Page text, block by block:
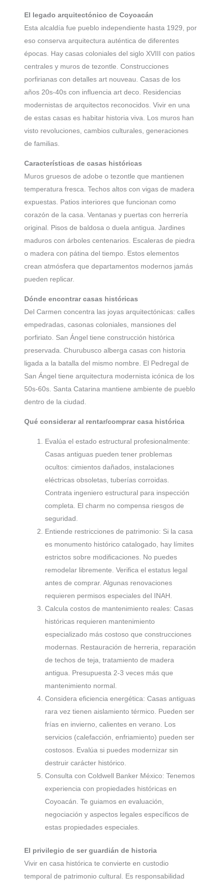
El legado arquitectónico de Coyoacán
Esta alcaldía fue pueblo independiente hasta 1929, por
eso conserva arquitectura auténtica de diferentes
épocas. Hay casas coloniales del siglo XVIII con patios
centrales y muros de tezontle. Construcciones
porfirianas con detalles art nouveau. Casas de los
años 20s-40s con influencia art deco. Residencias
modernistas de arquitectos reconocidos. Vivir en una
de estas casas es habitar historia viva. Los muros han
visto revoluciones, cambios culturales, generaciones
de familias.
Características de casas históricas
Muros gruesos de adobe o tezontle que mantienen
temperatura fresca. Techos altos con vigas de madera
expuestas. Patios interiores que funcionan como
corazón de la casa. Ventanas y puertas con herrería
original. Pisos de baldosa o duela antigua. Jardines
maduros con árboles centenarios. Escaleras de piedra
o madera con pátina del tiempo. Estos elementos
crean atmósfera que departamentos modernos jamás
pueden replicar.
Dónde encontrar casas históricas
Del Carmen concentra las joyas arquitectónicas: calles
empedradas, casonas coloniales, mansiones del
porfiriato. San Ángel tiene construcción histórica
preservada. Churubusco alberga casas con historia
ligada a la batalla del mismo nombre. El Pedregal de
San Ángel tiene arquitectura modernista icónica de los
50s-60s. Santa Catarina mantiene ambiente de pueblo
dentro de la ciudad.
Qué considerar al rentar/comprar casa histórica
Evalúa el estado estructural profesionalmente:
Casas antiguas pueden tener problemas
ocultos: cimientos dañados, instalaciones
eléctricas obsoletas, tuberías corroidas.
Contrata ingeniero estructural para inspección
completa. El charm no compensa riesgos de
seguridad.
Entiende restricciones de patrimonio: Si la casa
es monumento histórico catalogado, hay límites
estrictos sobre modificaciones. No puedes
remodelar libremente. Verifica el estatus legal
antes de comprar. Algunas renovaciones
requieren permisos especiales del INAH.
Calcula costos de mantenimiento reales: Casas
históricas requieren mantenimiento
especializado más costoso que construcciones
modernas. Restauración de herreria, reparación
de techos de teja, tratamiento de madera
antigua. Presupuesta 2-3 veces más que
mantenimiento normal.
Considera eficiencia energética: Casas antiguas
rara vez tienen aislamiento térmico. Pueden ser
frías en invierno, calientes en verano. Los
servicios (calefacción, enfriamiento) pueden ser
costosos. Evalúa si puedes modernizar sin
destruir carácter histórico.
Consulta con Coldwell Banker México: Tenemos
experiencia con propiedades históricas en
Coyoacán. Te guiamos en evaluación,
negociación y aspectos legales específicos de
estas propiedades especiales.
El privilegio de ser guardián de historia
Vivir en casa histórica te convierte en custodio
temporal de patrimonio cultural. Es responsabilidad